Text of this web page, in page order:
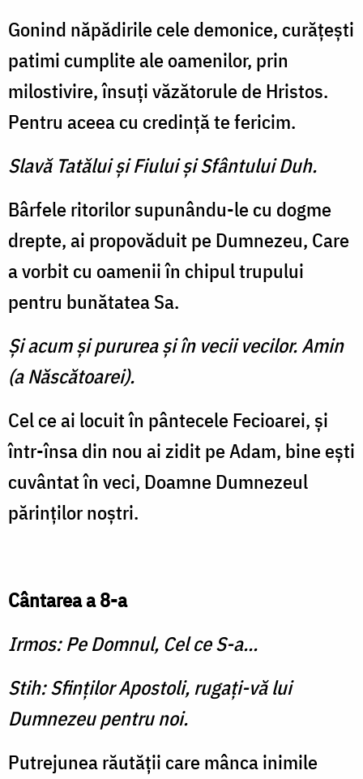
Gonind năpădirile cele demonice, curăţeşti
patimi cumplite ale oamenilor, prin
milostivire, însuţi văzătorule de Hristos.
Pentru aceea cu credinţă te fericim.
Slavă Tatălui şi Fiului şi Sfântului Duh.
Bârfele ritorilor supunându-le cu dogme
drepte, ai propovăduit pe Dumnezeu, Care
a vorbit cu oamenii în chipul trupului
pentru bunătatea Sa.
Şi acum şi pururea şi în vecii vecilor. Amin
(a Născătoarei).
Cel ce ai locuit în pântecele Fecioarei, şi
într-însa din nou ai zidit pe Adam, bine eşti
cuvântat în veci, Doamne Dumnezeul
părinţilor noştri.
Cântarea a 8-a
Irmos: Pe Domnul, Cel ce S-a...
Stih: Sfinţilor Apostoli, rugaţi-vă lui
Dumnezeu pentru noi.
Putrejunea răutăţii care mânca inimile